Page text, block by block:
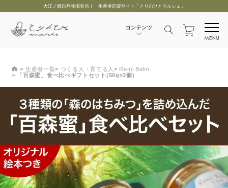
大江ノ郷自然牧場発信！ 生産者応援サイト「とりのひとマルシェ」
生産者一覧 つくる人・育てる人
Reml Behn
「百森蜜」食べ比べギフトセット(50g×3個)